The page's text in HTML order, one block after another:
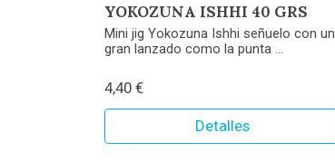
YOKOZUNA ISHHI 40 GRS
Mini jig Yokozuna Ishhi señuelo con un
gran lanzado como la punta ...
4,40 €
Detalles